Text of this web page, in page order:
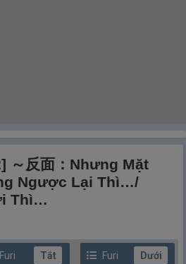
～反面：Nhưng Mặt
Ngược Lại Thì…/
Thì…
Furi Tắt Furi Dưới